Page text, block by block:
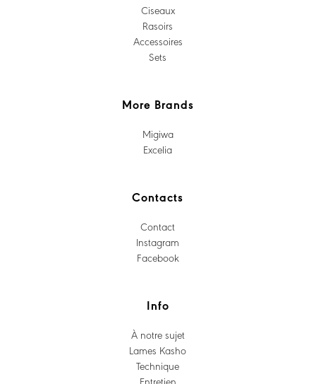
More Brands
Info
Contacts
Ciseaux
Rasoirs
Accessoires
Sets
Migiwa
Excelia
À notre sujet
Lames Kasho
Technique
Contact
Instagram
Facebook